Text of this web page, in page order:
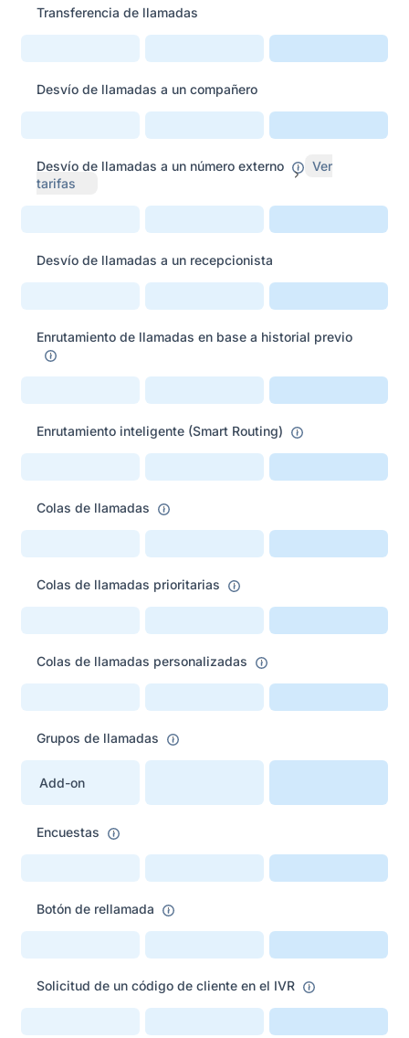
Transferencia de llamadas
Desvío de llamadas a un compañero
Desvío de llamadas a un número externo
Ver
tarifas
Desvío de llamadas a un recepcionista
Enrutamiento de llamadas en base a historial previo
Enrutamiento inteligente (Smart Routing)
Colas de llamadas
Colas de llamadas prioritarias
Colas de llamadas personalizadas
Grupos de llamadas
Add-on
Encuestas
Botón de rellamada
Solicitud de un código de cliente en el IVR